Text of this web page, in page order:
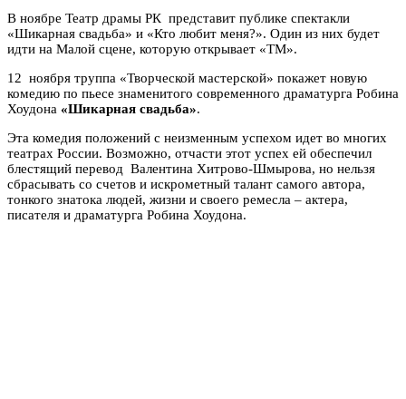
В ноябре Театр драмы РК представит публике спектакли
«Шикарная свадьба» и «Кто любит меня?». Один из них будет
идти на Малой сцене, которую открывает «ТМ».
12 ноября труппа «Творческой мастерской» покажет новую
комедию по пьесе знаменитого современного драматурга Робина
Хоудона «Шикарная свадьба».
Эта комедия положений с неизменным успехом идет во многих
театрах России. Возможно, отчасти этот успех ей обеспечил
блестящий перевод Валентина Хитрово-Шмырова, но нельзя
сбрасывать со счетов и искрометный талант самого автора,
тонкого знатока людей, жизни и своего ремесла – актера,
писателя и драматурга Робина Хоудона.